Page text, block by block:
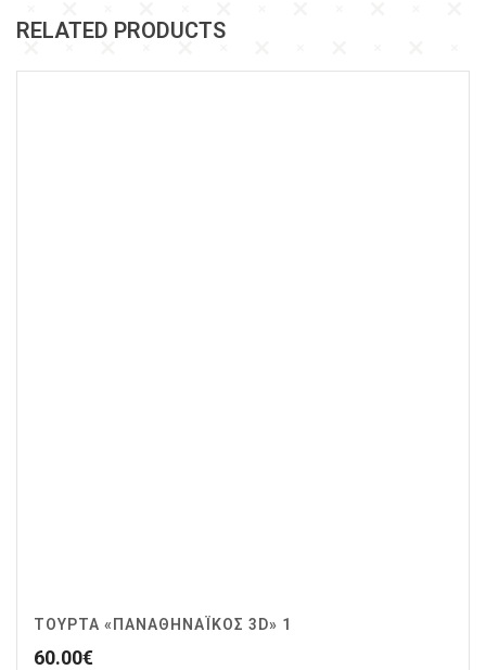
RELATED PRODUCTS
ΤΟΎΡΤΑ «ΠΑΝΑΘΗΝΑΪΚΌΣ 3D» 1
60.00€